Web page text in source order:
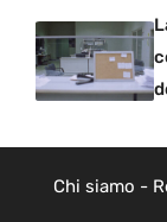
Chi siamo -